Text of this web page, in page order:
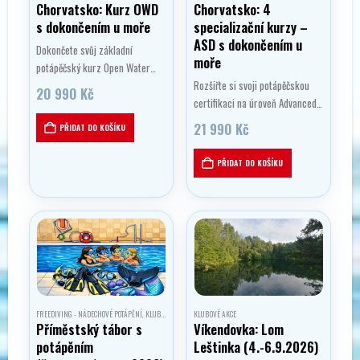
Chorvatsko: Kurz OWD
s dokončením u moře
Dokončete svůj základní
potápěčský kurz Open Water
Diver OWD v krásném prostředí
potápěčské základny v lokalitě
Sveta Marina v Chorvatsku. Po
celou dobu intenzivního kurzu
20 990 Kč
PŘIDAT DO KOŠÍKU
Chorvatsko: 4
specializační kurzy –
ASD s dokončením u
moře
Rozšiřte si svoji potápěčskou
certifikaci na úroveň Advanced
Speciality Diver v krásném
prostředí potápěčské základny v
lokalitě Sveta Marina. Čekají vás
čtyři plnohodnotné specializační
kurzy – Deep Diving, tedy
potápění…
21 990 Kč
PŘIDAT DO KOŠÍKU
FREEDIVING - NÁDECHOVÉ POTÁPĚNÍ KLUBOVÉ AKCE MERMAIDING,PROGRAMY PRO DĚTI
Příměstský tábor s
potápěním
KLUBOVÉ AKCE
Víkendovka: Lom
Leštinka (4.-6.9.2026)